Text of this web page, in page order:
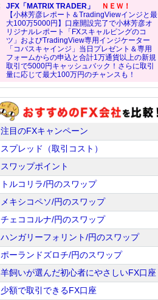
JFX「MATRIX TRADER」
ＮＥＷ！
【小林芳彦レポート＆TradingViewインジと最
大100万5000円】口座開設完了で小林芳彦オ
リジナルレポート「FXスキャルピングのコ
ツ」およびTradingView専用インジケーター
「コバスキャインジ」当日プレゼント＆専用
フォームからの申込と合計1万通貨以上の新規
取引で5000円キャッシュバック！さらに取引
量に応じて最大100万円のチャンスも！
注目のFXキャンペーン
スプレッド（取引コスト）
スワップポイント
トルコリラ/円のスワップ
メキシコペソ/円のスワップ
チェココルナ/円のスワップ
ハンガリーフォリント/円のスワップ
ポーランドズロチ/円のスワップ
羊飼いが選んだ初心者にやさしいFX口座
少額で取引できるFX口座